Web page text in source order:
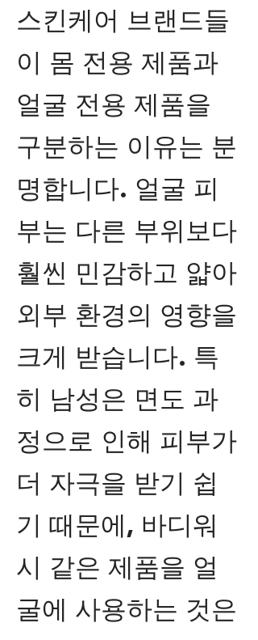
스킨케어 브랜드들
이 몸 전용 제품과
얼굴 전용 제품을
구분하는 이유는 분
명합니다. 얼굴 피
부는 다른 부위보다
훨씬 민감하고 얇아
외부 환경의 영향을
크게 받습니다. 특
히 남성은 면도 과
정으로 인해 피부가
더 자극을 받기 쉽
기 때문에, 바디워
시 같은 제품을 얼
굴에 사용하는 것은